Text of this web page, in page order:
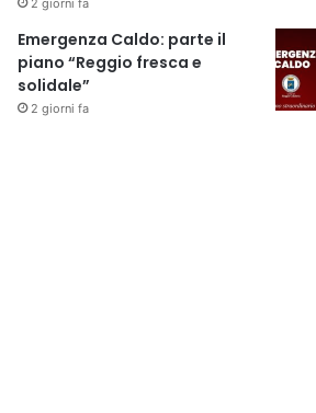
2 giorni fa
Emergenza Caldo: parte il
piano “Reggio fresca e
solidale”
2 giorni fa